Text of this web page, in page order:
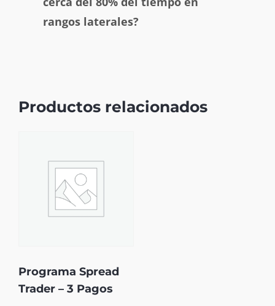
rangos laterales?
Productos relacionados
Programa Spread
Trader – 3 Pagos